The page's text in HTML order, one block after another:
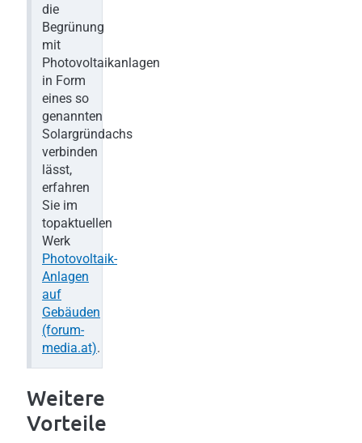
die
Begrünung
mit
Photovoltaikanlagen
in Form
eines so
genannten
Solargründachs
verbinden
lässt,
erfahren
Sie im
topaktuellen
Werk
Photovoltaik-
Anlagen
auf
Gebäuden
(forum-
media.at).
Weitere
Vorteile